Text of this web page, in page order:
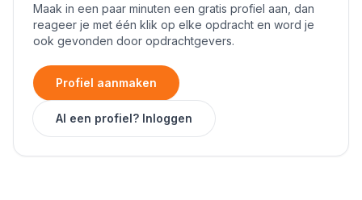
Maak in een paar minuten een gratis profiel aan, dan
reageer je met één klik op elke opdracht en word je
ook gevonden door opdrachtgevers.
Profiel aanmaken
Al een profiel? Inloggen